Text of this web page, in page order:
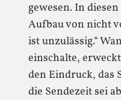
gewesen. In
Aufbau von nicht
ist unzulässig.“
einschalte,
den Eindruck, das
die Sendezeit sei